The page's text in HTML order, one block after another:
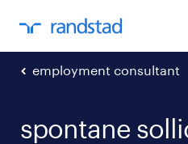
employment consultant
spontane